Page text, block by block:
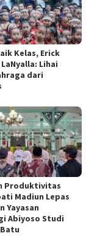
Kelas, Erick
Lihai
dari
Produktivitas
Madiun Lepas
Yayasan
Abiyoso Studi